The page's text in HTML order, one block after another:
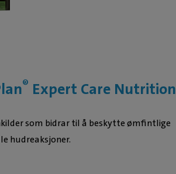
® Expert Care Nutrition
som bidrar til å beskytte ømfintlige
hudreaksjoner.